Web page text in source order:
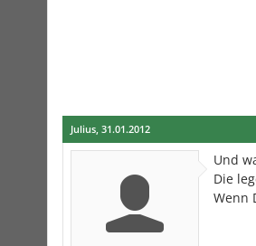
Julius, 31.01.2012
Und
Die
Wenn